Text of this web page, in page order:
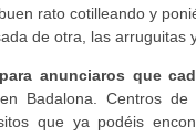
rato cotilleando y
de otra, las arruguitas
anunciaros que
Badalona. Centros
que ya podéis